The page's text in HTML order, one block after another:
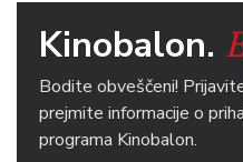
Sledi pogovor z ekipo filma.
Kinobalon.
Bodite obveščeni!
prejmite informacije o
programa Kinobalon.